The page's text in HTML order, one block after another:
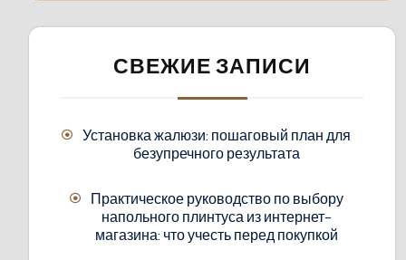
СВЕЖИЕ ЗАПИСИ
Установка жалюзи: пошаговый план для
безупречного результата
Практическое руководство по выбору
напольного плинтуса из интернет-
магазина: что учесть перед покупкой